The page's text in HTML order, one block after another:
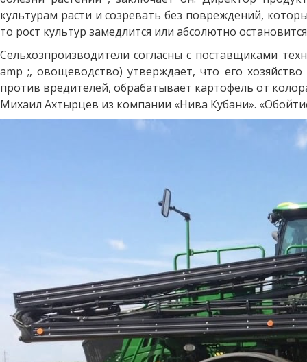
культурам расти и созревать без повреждений,
то рост культур замедлится или абсолютно
Сельхозпроизводители согласны с поставщиками
amp ;, овощеводство) утверждает, что его
против вредителей, обрабатывает картофель от
Михаил Ахтырцев из компании «Нива Кубани».